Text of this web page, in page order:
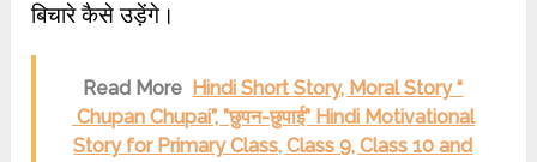
बिचारे कैसे उड़ेंगे।
Read More Hindi Short Story, Moral Story “
Chupan Chupai”, ”छुपन-छुपाई” Hindi Motivational
Story for Primary Class, Class 9, Class 10 and